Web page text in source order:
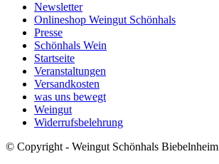
Newsletter
Onlineshop Weingut Schönhals
Presse
Schönhals Wein
Startseite
Veranstaltungen
Versandkosten
was uns bewegt
Weingut
Widerrufsbelehrung
© Copyright - Weingut Schönhals Biebelnheim